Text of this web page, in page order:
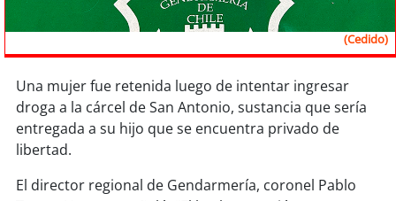
soychile
arica
soy iquique
(Cedido)
Una mujer fue retenida luego de intentar ingresar
droga a la cárcel de San Antonio, sustancia que sería
entregada a su hijo que se encuentra privado de
libertad.
El director regional de Gendarmería, coronel Pablo